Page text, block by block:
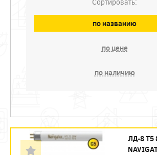
по названию
по цене
по наличию
ЛД-8 Т5